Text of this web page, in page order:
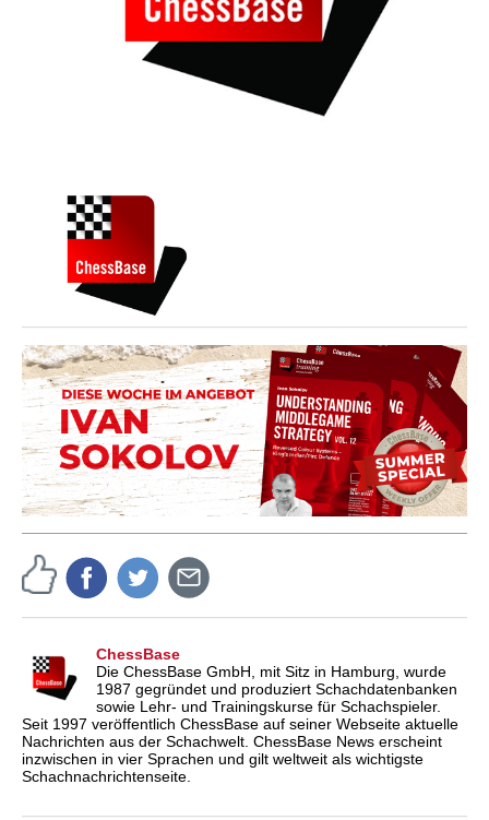
ChessBase
Die ChessBase GmbH, mit Sitz in Hamburg, wurde
1987 gegründet und produziert Schachdatenbanken
sowie Lehr- und Trainingskurse für Schachspieler.
Seit 1997 veröffentlich ChessBase auf seiner Webseite aktuelle
Nachrichten aus der Schachwelt. ChessBase News erscheint
inzwischen in vier Sprachen und gilt weltweit als wichtigste
Schachnachrichtenseite.